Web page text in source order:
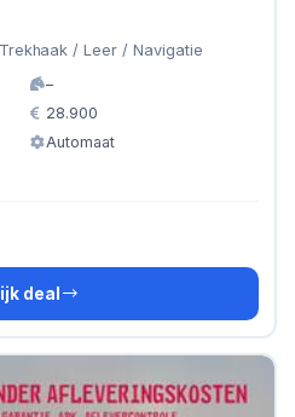
/ Leer / Navigatie
–
28.900
Automaat
deal